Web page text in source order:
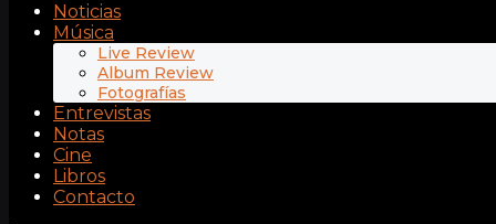
Noticias
Música
Live Review
Album Review
Fotografías
Entrevistas
Notas
Cine
Libros
Contacto